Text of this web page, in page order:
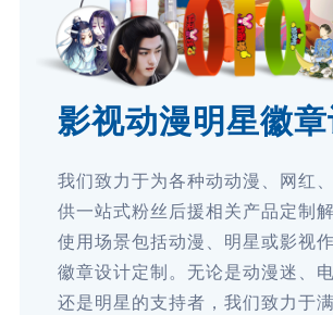
影视动漫明星徽
我们致力于为各种动动漫、网红
供一站式粉丝后援相关产品定制
使用场景包括动漫、明星或影视
徽章设计定制。无论是动漫迷、
还是明星的支持者，我们致力于